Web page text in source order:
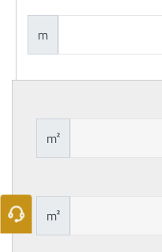
m
m²
m²